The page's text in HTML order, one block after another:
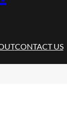
CONTACT US